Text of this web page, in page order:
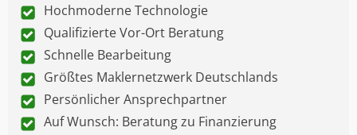
Hochmoderne Technologie
Qualifizierte Vor-Ort Beratung
Schnelle Bearbeitung
Größtes Maklernetzwerk Deutschlands
Persönlicher Ansprechpartner
Auf Wunsch: Beratung zu Finanzierung